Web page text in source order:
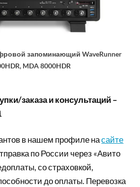
запоминающий WaveRunner
MDA 8000HDR
заказа и консультаций –
в нашем профиле насайте
по России через «Авито
со страховкой,
до оплаты. Перевозка